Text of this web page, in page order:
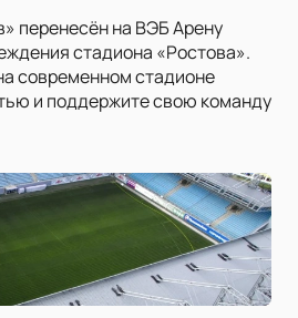
перенесён на ВЭБ Арену
стадиона «Ростова».
современном стадионе
и поддержите свою команду